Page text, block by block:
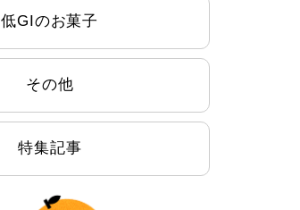
低GIのお菓子
その他
特集記事